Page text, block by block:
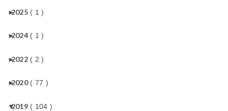
►
2025 ( 1 )
►
2024 ( 1 )
►
2022 ( 2 )
►
2020 ( 77 )
▼
2019 ( 104 )